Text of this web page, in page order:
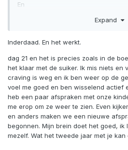
En
Snoep verstandig.....eet een appel
Expand
Inderdaad. En het werkt.
dag 21 en het is precies zoals in de
het klaar met de suiker. Ik mis niets en
craving is weg en ik ben weer op de
voel me goed en ben wisselend actief
heb een paar afspraken met onze
me erop om ze weer te zien. Even
en anders maken we een nieuwe
begonnen. Mijn brein doet het goed, ik
mezelf. Wat het tweede jaar met je kan